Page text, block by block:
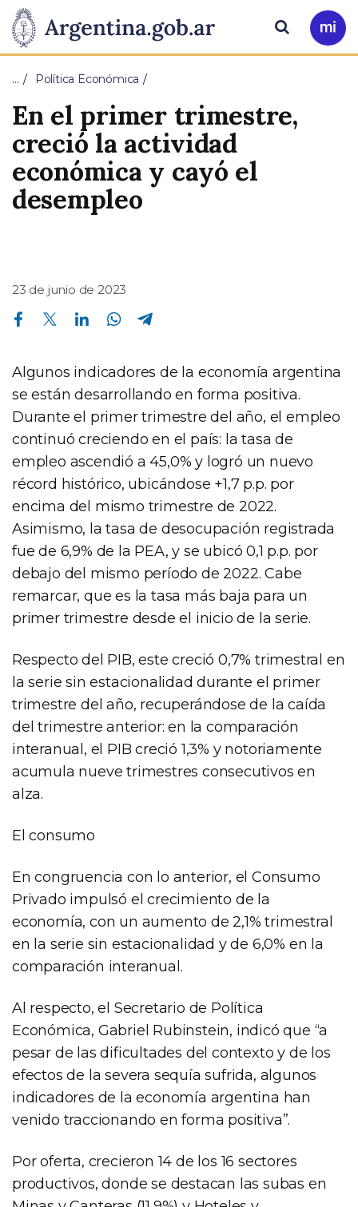
Presidencia
de
la
Nación
Pasar al contenido principal
Ir
a
Buscar
… Política Económica
En el primer trimestre,
creció la actividad
económica y cayó el
desempleo
23 de junio de 2023
Compartir en Facebook Compartir en Twitter Compartir en Linkedin Compartir en Whatsapp
Algunos indicadores de la economía argentina
se están desarrollando en forma positiva.
Durante el primer trimestre del año, el empleo
continuó creciendo en el país: la tasa de
empleo ascendió a 45,0% y logró un nuevo
récord histórico, ubicándose +1,7 p.p. por
encima del mismo trimestre de 2022.
Asimismo, la tasa de desocupación registrada
fue de 6,9% de la PEA, y se ubicó 0,1 p.p. por
debajo del mismo período de 2022. Cabe
remarcar, que es la tasa más baja para un
primer trimestre desde el inicio de la serie.
Respecto del PIB, este creció 0,7% trimestral en
la serie sin estacionalidad durante el primer
trimestre del año, recuperándose de la caída
del trimestre anterior: en la comparación
interanual, el PIB creció 1,3% y notoriamente
acumula nueve trimestres consecutivos en
alza.
El consumo
En congruencia con lo anterior, el Consumo
Privado impulsó el crecimiento de la
economía, con un aumento de 2,1% trimestral
en la serie sin estacionalidad y de 6,0% en la
comparación interanual.
Al respecto, el Secretario de Política
Económica, Gabriel Rubinstein, indicó que “a
pesar de las dificultades del contexto y de los
efectos de la severa sequía sufrida, algunos
indicadores de la economía argentina han
venido traccionando en forma positiva”.
Por oferta, crecieron 14 de los 16 sectores
productivos, donde se destacan las subas en